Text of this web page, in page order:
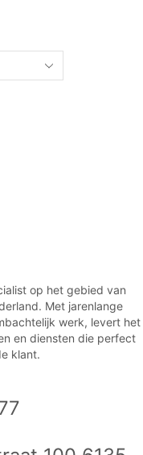
op het gebied van
Met jarenlange
werk, levert het
en diensten die perfect
klant.